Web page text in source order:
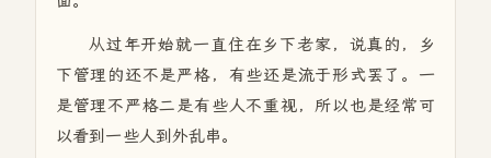
从过年开始就一直住在乡下老家，说真的，乡
下管理的还不是严格，有些还是流于形式罢了。一
是管理不严格二是有些人不重视，所以也是经常可
以看到一些人到外乱串。